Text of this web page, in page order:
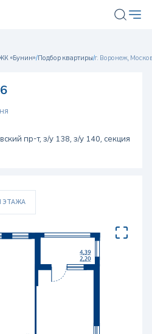
«Бунин»/Подбор квартиры/г. Воронеж,
пр-т, з/у 138, з/у 140, секция
ЭТАЖА